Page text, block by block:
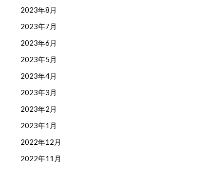
2023年8月
2023年7月
2023年6月
2023年5月
2023年4月
2023年3月
2023年2月
2023年1月
2022年12月
2022年11月